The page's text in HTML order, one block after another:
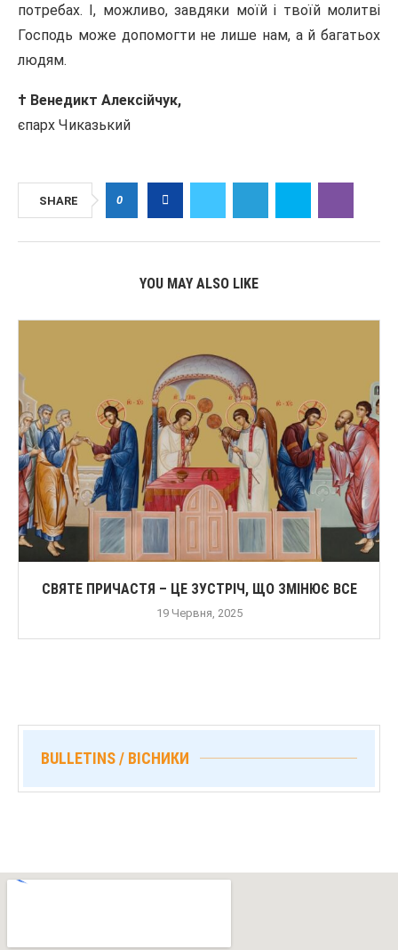
потребах. І, можливо, завдяки моїй і твоїй молитві
Господь може допомогти не лише нам, а й багатьох
людям.
† Венедикт Алексійчук,
єпарх Чиказький
SHARE 0
YOU MAY ALSO LIKE
СВЯТЕ ПРИЧАСТЯ – ЦЕ ЗУСТРІЧ, ЩО ЗМІНЮЄ ВСЕ
19 Червня, 2025
BULLETINS / ВІСНИКИ